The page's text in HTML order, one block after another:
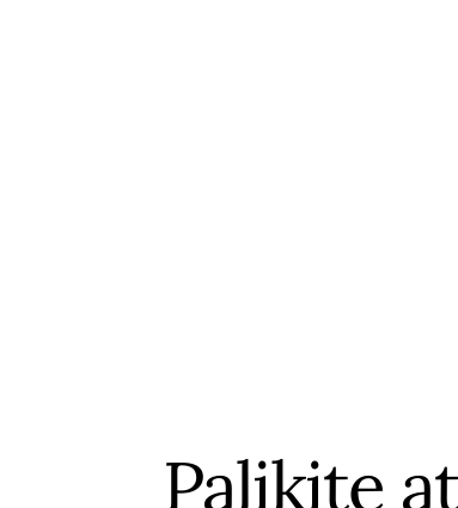
Palikite